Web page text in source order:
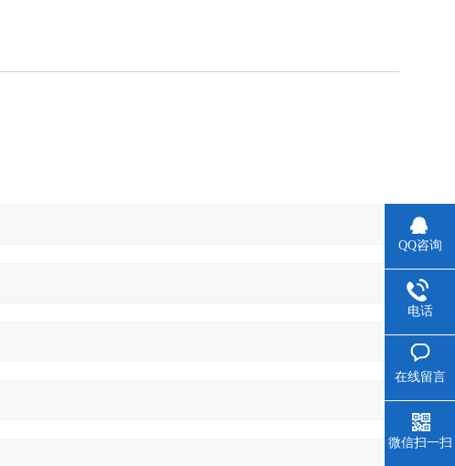
QQ咨询
电话
在线留言
微信扫一扫